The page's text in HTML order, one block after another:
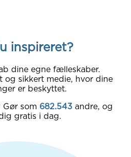
inspireret?
dine egne fælleskaber.
og sikkert medie, hvor dine
er beskyttet.
Gør som 682.543 andre, og
gratis i dag.